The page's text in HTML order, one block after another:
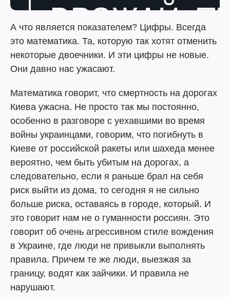
А что является показателем? Цифры. Всегда
это математика. Та, которую так хотят отменить
некоторые двоечники. И эти цифры не новые.
Они давно нас ужасают.
Математика говорит, что смертность на дорогах
Киева ужасна. Не просто так мы постоянно,
особенно в разговоре с уехавшими во время
войны украинцами, говорим, что погибнуть в
Киеве от российской ракеты или шахеда менее
вероятно, чем быть убитым на дорогах, а
следовательно, если я раньше брал на себя
риск выйти из дома, то сегодня я не сильно
больше риска, оставаясь в городе, который. И
это говорит нам не о гуманности россиян. Это
говорит об очень агрессивном стиле вождения
в Украине, где люди не привыкли выполнять
правила. Причем те же люди, выезжая за
границу, водят как зайчики. И правила не
нарушают.